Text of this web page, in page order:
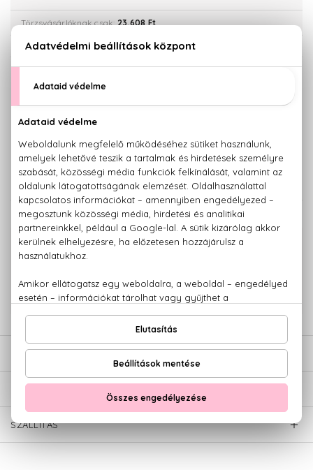
Törzsvásárlóknak csak:23.608 Ft
Teszter 100 ml
35.780 Ft
100 ml
41.490 Ft
KAPCSOLÓDÓ TERMÉKEK
100% eredeti termékek, 14 napos visszaküldési garanciával
Kérdésed van, elakadtál? Hívd ügyfélszolgálatunkat:
+36 20
779 1926
LEÍRÁS
ÉRTÉKELÉSEK (0)
SZÁLLÍTÁS